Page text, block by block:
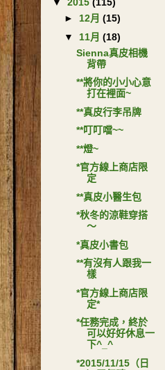
► 12月 (15)
▼ 11月 (18)
Sienna真皮相機
背帶
**將你的小小心意
打在裡面~
**真皮行李吊牌
**叮叮噹~~
**燈~
*官方線上商店限
定
**真皮小醫生包
*秋冬的涼鞋穿搭
～
*真皮小書包
**有沒有人跟我一
樣
*官方線上商店限
定*
*任務完成，終於
可以好好休息一
下^_^
*2015/11/15（日